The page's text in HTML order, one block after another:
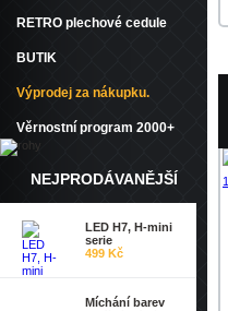
RETRO plechové cedule
BUTIK
Výprodej za nákupku.
Věrnostní program 2000+
NEJPRODÁVANĚJŠÍ
LED H7, H-mini
serie
499 Kč
Míchání barev